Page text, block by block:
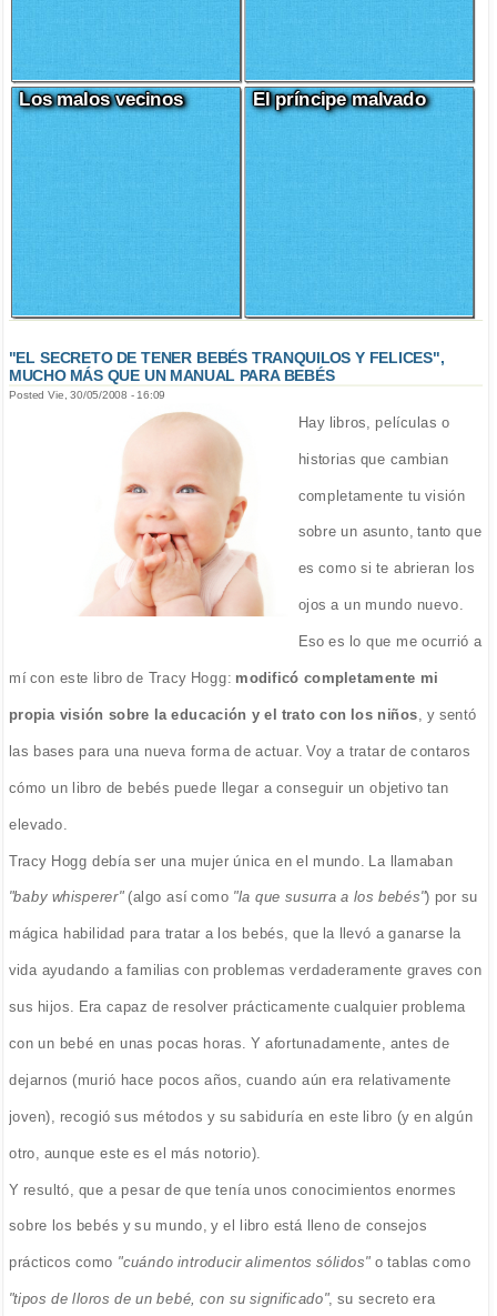
Los malos vecinos El príncipe malvado
"EL SECRETO DE TENER BEBÉS TRANQUILOS Y FELICES",
MUCHO MÁS QUE UN MANUAL PARA BEBÉS
Posted Vie, 30/05/2008 - 16:09
Hay libros, películas o
historias que cambian
completamente tu visión
sobre un asunto, tanto que
es como si te abrieran los
ojos a un mundo nuevo.
Eso es lo que me ocurrió a
mí con este libro de Tracy Hogg: modificó completamente mi
propia visión sobre la educación y el trato con los niños , y sentó
las bases para una nueva forma de actuar. Voy a tratar de contaros
cómo un libro de bebés puede llegar a conseguir un objetivo tan
elevado.
Tracy Hogg debía ser una mujer única en el mundo. La llamaban
"baby whisperer"(algo así como "la que susurra a los bebés") por su
mágica habilidad para tratar a los bebés, que la llevó a ganarse la
vida ayudando a familias con problemas verdaderamente graves con
sus hijos. Era capaz de resolver prácticamente cualquier problema
con un bebé en unas pocas horas. Y afortunadamente, antes de
dejarnos (murió hace pocos años, cuando aún era relativamente
joven), recogió sus métodos y su sabiduría en este libro (y en algún
otro, aunque este es el más notorio).
Y resultó, que a pesar de que tenía unos conocimientos enormes
sobre los bebés y su mundo, y el libro está lleno de consejos
prácticos como "cuándo introducir alimentos sólidos"o tablas como
"tipos de lloros de un bebé, con su significado", su secreto era